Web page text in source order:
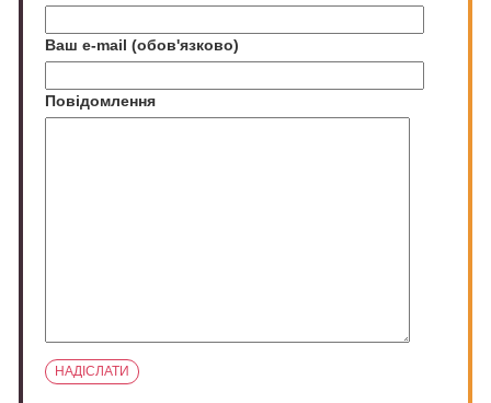
Ваш e-mail (обов'язково)
Повідомлення